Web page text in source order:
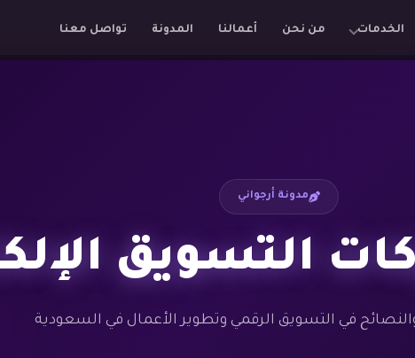
الخدمات من نحن أعمالنا المدونة تواصل معنا
مدونة أرجواني
التسويق
في التسويق الرقمي وتطوير الأعمال في السعودية